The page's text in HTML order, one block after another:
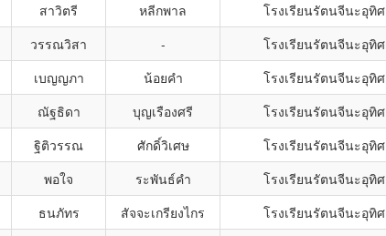
สาวิตรี หลีกพาล โรงเรียนรัตนจีนะอุทิศ
วรรณวิสา - โรงเรียนรัตนจีนะอุทิศ
เบญญภา น้อยคำ โรงเรียนรัตนจีนะอุทิศ
ณัฐธิดา บุญเรืองศรี โรงเรียนรัตนจีนะอุทิศ
ฐิติวรรณ ศักดิ์วิเศษ โรงเรียนรัตนจีนะอุทิศ
พอใจ ระพันธ์คำ โรงเรียนรัตนจีนะอุทิศ
ธนภัทร สัจจะเกรียงไกร โรงเรียนรัตนจีนะอุทิศ